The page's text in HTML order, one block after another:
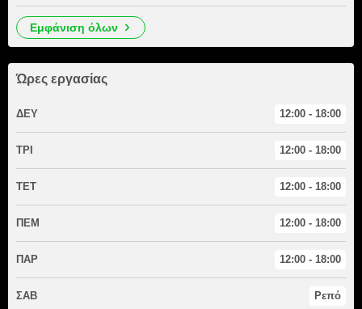
εμφάνιση όλων
Ώρες εργασίας
ΔΕΥ 12:00 - 18:00
ΤΡΙ 12:00 - 18:00
ΤΕΤ 12:00 - 18:00
ΠΕΜ 12:00 - 18:00
ΠΑΡ 12:00 - 18:00
ΣΑΒ Ρεπό